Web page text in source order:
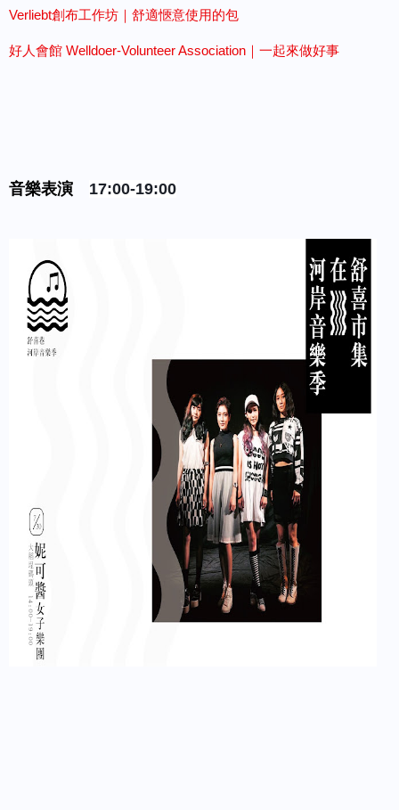
Verliebt創布工作坊｜舒適愜意使用的包
好人會館 Welldoer-Volunteer Association｜一起來做好事
音樂表演 17:00-19:00